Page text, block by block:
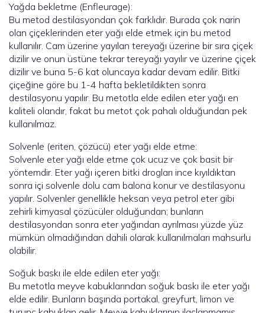
Yağda bekletme (Enfleurage):
Bu metod destilasyondan çok farklıdır. Burada çok narin
olan çiçeklerinden eter yağı elde etmek için bu metod
kullanılır. Cam üzerine yayılan tereyağı üzerine bir sıra çiçek
dizilir ve onun üstüne tekrar tereyağı yayılır ve üzerine çiçek
dizilir ve buna 5-6 kat oluncaya kadar devam edilir. Bitki
çiçeğine göre bu 1-4 hafta bekletildikten sonra
destilasyonu yapılır. Bu metotla elde edilen eter yağı en
kaliteli olandır, fakat bu metot çok pahalı olduğundan pek
kullanılmaz.
Solvenle (eriten, çözücü) eter yağı elde etme:
Solvenle eter yağı elde etme çok ucuz ve çok basit bir
yöntemdir. Eter yağı içeren bitki drogları ince kıyıldıktan
sonra içi solvenle dolu cam balona konur ve destilasyonu
yapılır. Solvenler genellikle heksan veya petrol eter gibi
zehirli kimyasal çözücüler olduğundan; bunların
destilasyondan sonra eter yağından ayrılması yüzde yüz
mümkün olmadığından dahili olarak kullanılmaları mahsurlu
olabilir.
Soğuk baskı ile elde edilen eter yağı:
Bu metotla meyve kabuklarından soğuk baskı ile eter yağı
elde edilir. Bunların başında portakal, greyfurt, limon ve